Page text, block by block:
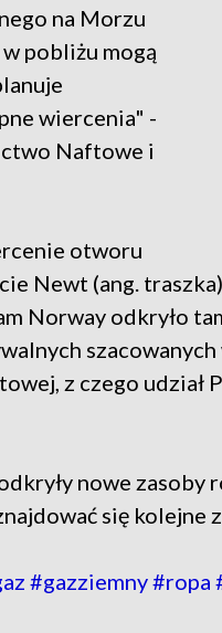
na Morzu
pobliżu mogą
wiercenia" -
Naftowe i
otworu
Newt (ang.
Norway odkryło
z czego udział
nowe zasoby
się kolejne
#gazziemny#ropa